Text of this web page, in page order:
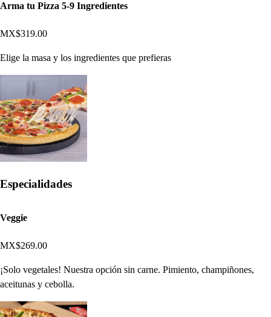
Arma tu Pizza 5-9 Ingredientes
MX$319.00
Elige la masa y los ingredientes que prefieras
Especialidades
Veggie
MX$269.00
¡Solo vegetales! Nuestra opción sin carne. Pimiento, champiñones,
aceitunas y cebolla.